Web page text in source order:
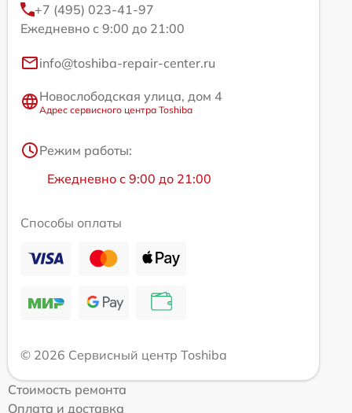
+7 (495) 023-41-97
Ежедневно с 9:00 до 21:00
info@toshiba-repair-center.ru
Новослободская улица, дом 4
Адрес сервисного центра Toshiba
Режим работы:
Ежедневно с 9:00 до 21:00
Способы оплаты
© 2026 Сервисный центр Toshiba
Стоимость ремонта
Оплата и доставка